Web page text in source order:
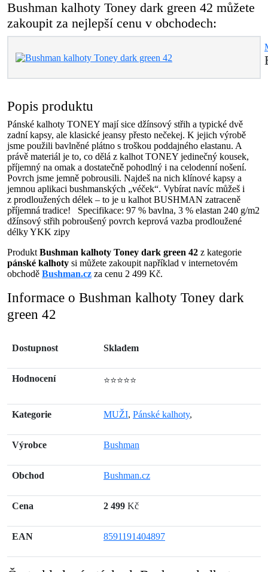
Bushman kalhoty Toney dark green 42 můžete
zakoupit za nejlepší cenu v obchodech:
Popis produktu
Pánské kalhoty TONEY mají sice džínsový střih a typické dvě
zadní kapsy, ale klasické jeansy přesto nečekej. K jejich výrobě
jsme použili bavlněné plátno s troškou poddajného elastanu. A
právě materiál je to, co dělá z kalhot TONEY jedinečný kousek,
příjemný na omak a dostatečně pohodlný i na celodenní nošení.
Povrch jsme jemně pobrousili. Najdeš na nich klínové kapsy a
jemnou aplikaci bushmanských „véček“. Vybírat navíc můžeš i
z prodloužených délek – to je u kalhot BUSHMAN zatraceně
příjemná tradice! Specifikace: 97 % bavlna, 3 % elastan 240 g/m2
džínsový střih pobroušený povrch keprová vazba prodloužené
délky YKK zipy
Produkt Bushman kalhoty Toney dark green 42 z kategorie
pánské kalhoty si můžete zakoupit například v internetovém
obchodě Bushman.cz za cenu 2 499 Kč.
Informace o Bushman kalhoty Toney dark
green 42
Dostupnost Skladem
Hodnocení ⭐⭐⭐⭐⭐
Kategorie MUŽI, Pánské kalhoty,
Výrobce Bushman
Obchod Bushman.cz
Cena 2 499 Kč
EAN 8591191404897